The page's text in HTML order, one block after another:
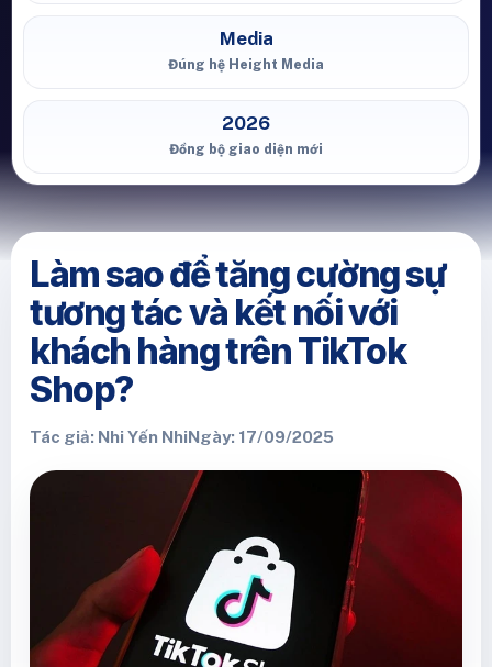
Media
Đúng hệ Height Media
2026
Đồng bộ giao diện mới
Làm sao để tăng cường sự
tương tác và kết nối với
khách hàng trên TikTok
Shop?
Tác giả: Nhi Yến NhiNgày: 17/09/2025